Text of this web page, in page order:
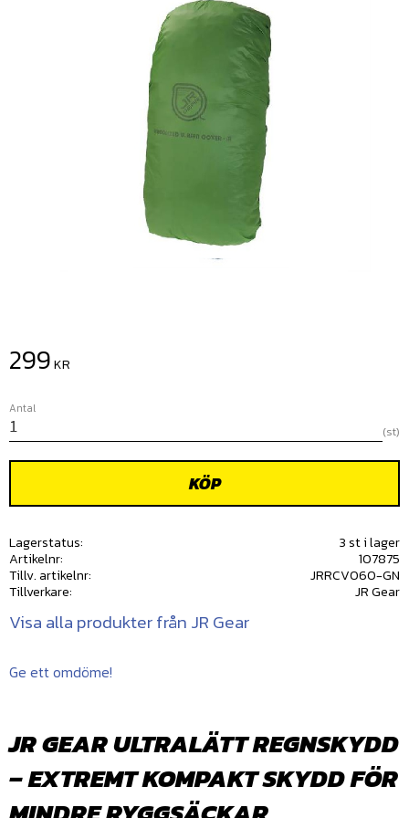
299KR
Antal
st
KÖP
Lagerstatus
3 st i lager
Artikelnr
107875
Tillv. artikelnr
JRRCV060-GN
Tillverkare
JR Gear
Visa alla produkter från JR Gear
Ge ett omdöme!
JR GEAR ULTRALÄTT REGNSKYDD
– EXTREMT KOMPAKT SKYDD FÖR